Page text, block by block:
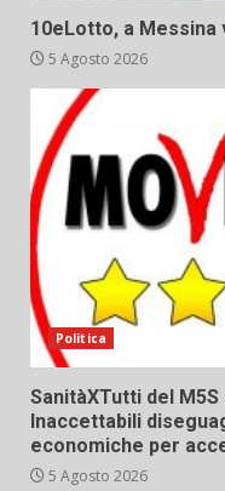
10eLotto, a Messina
5 Agosto 2026
Politica
SanitàXTutti del
Inaccettabili
economiche per
5 Agosto 2026